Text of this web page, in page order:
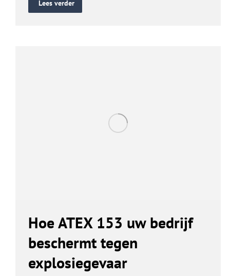
Lees verder
Hoe ATEX 153 uw bedrijf
beschermt tegen
explosiegevaar